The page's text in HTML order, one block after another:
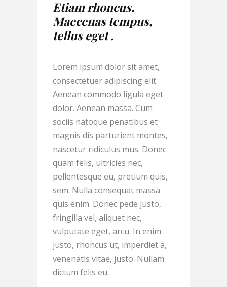
Etiam rhoncus.
Maecenas tempus,
tellus eget .
Lorem ipsum dolor sit amet,
consectetuer adipiscing elit.
Aenean commodo ligula eget
dolor. Aenean massa. Cum
sociis natoque penatibus et
magnis dis parturient montes,
nascetur ridiculus mus. Donec
quam felis, ultricies nec,
pellentesque eu, pretium quis,
sem. Nulla consequat massa
quis enim. Donec pede justo,
fringilla vel, aliquet nec,
vulputate eget, arcu. In enim
justo, rhoncus ut, imperdiet a,
venenatis vitae, justo. Nullam
dictum felis eu.